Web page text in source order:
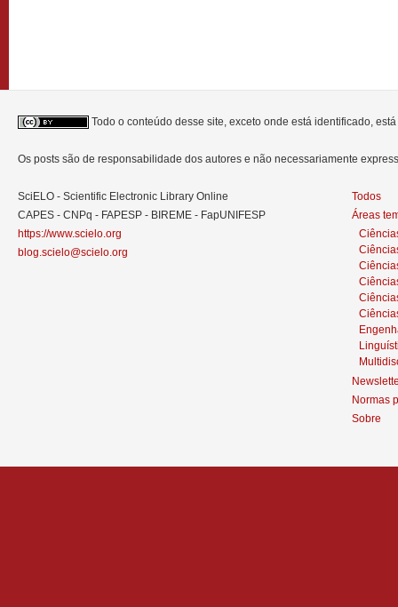
Todo o conteúdo desse site, exceto onde está identificado,
Os posts são de responsabilidade dos autores e não necessariamente
SciELO - Scientific Electronic Library Online
CAPES - CNPq - FAPESP - BIREME - FapUNIFESP
https://www.scielo.org
blog.scielo@scielo.org
Todos
Áreas
Normas
Sobre